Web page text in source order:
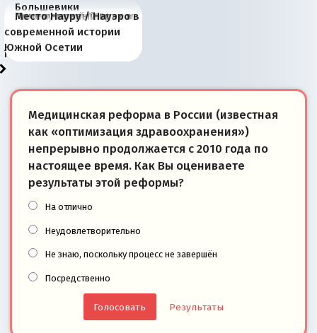
Большевики
отличаются от «Яблока»
тем, что они -
победители
Киевская марионетка
Запада рассказала о
«переобувании» хозяев
В России назрели
перемены: 15 шагов к
суверенной экономике
Миграционный пожар
Европы
Россия начинает
сбрасывать балласт
Анкориджа
Россия зимой 1904
года: первые уступки во
внутренней политике
Русская нация вчера и
сегодня
Почему правый крах в
Варшаве не поможет её
отношениям с Россией?
Место Науру / Науэро в
современной истории
Южной Осетии
Медицинская реформа в России (известная
как «оптимизация здравоохранения»)
непрерывно продолжается с 2010 года по
настоящее время. Как Вы оцениваете
результаты этой реформы?
На отлично
Неудовлетворительно
Не знаю, поскольку процесс не завершён
Посредственно
Результаты